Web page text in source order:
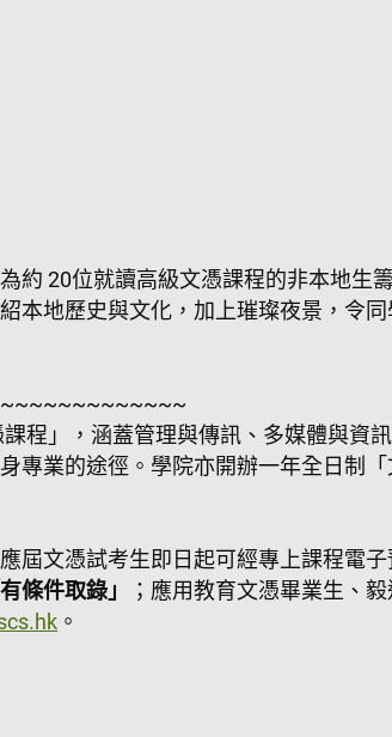
約 20位就讀高級文憑課程的非本地生
本地歷史與文化，加上璀璨夜景，令
程」，涵蓋管理與傳訊、多媒體與資
專業的途徑。學院亦開辦一年全日制
屆文憑試考生即日起可經專上課程電
條件取錄」
；應用教育文憑畢業生、
。